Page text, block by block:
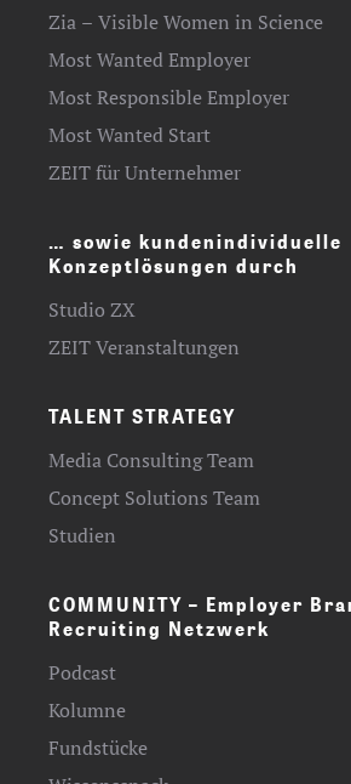
Zia – Visible Women in Science
Most Wanted Employer
Most Responsible Employer
Most Wanted Start
ZEIT für Unternehmer
… sowie kundenindividuelle
Konzeptlösungen durch
Studio ZX
ZEIT Veranstaltungen
TALENT STRATEGY
Media Consulting Team
Concept Solutions Team
Studien
COMMUNITY – Employer
Recruiting Netzwerk
Podcast
Kolumne
Fundstücke